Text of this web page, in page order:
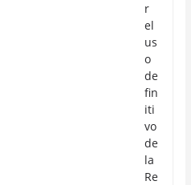
r
el
us
o
de
fin
iti
vo
de
la
Re